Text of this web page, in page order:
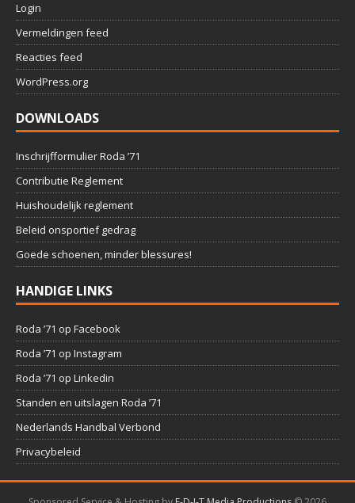
Login
Vermeldingen feed
Reacties feed
WordPress.org
DOWNLOADS
Inschrijfformulier Roda ’71
Contributie Reglement
Huishoudelijk reglement
Beleid onsportief gedrag
Goede schoenen, minder blessures!
HANDIGE LINKS
Roda ’71 op Facebook
Roda ’71 op Instagram
Roda ’71 op Linkedin
Standen en uitslagen Roda ’71
Nederlands Handbal Verbond
Privacybeleid